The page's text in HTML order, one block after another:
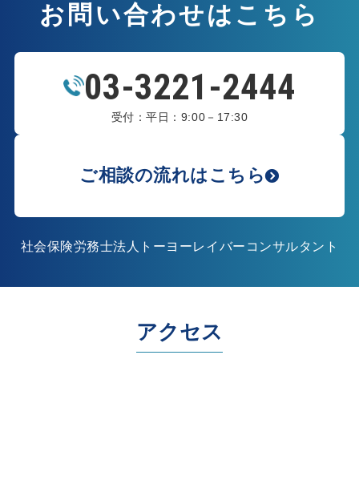
お問い合わせはこちら
03-3221-2444
受付：平日：9:00－17:30
ご相談の流れはこちら
社会保険労務士法人トーヨーレイバーコンサルタント
アクセス